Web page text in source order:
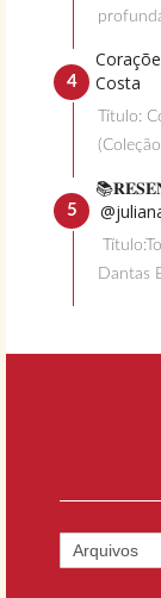
Costa
Título:
Dantas